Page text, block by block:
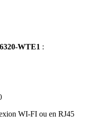
WTE1 :
WI-FI ou en RJ45